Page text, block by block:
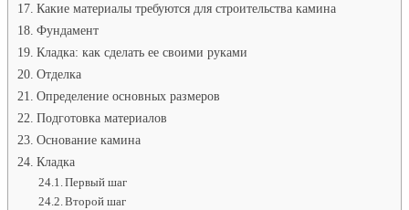
Какие материалы требуются для строительства камина
Фундамент
Кладка: как сделать ее своими руками
Отделка
Определение основных размеров
Подготовка материалов
Основание камина
Кладка
Первый шаг
Второй шаг